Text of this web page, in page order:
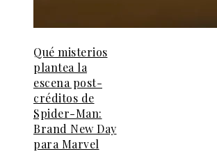
Qué misterios
plantea la
escena post-
créditos de
Spider-Man:
Brand New Day
para Marvel